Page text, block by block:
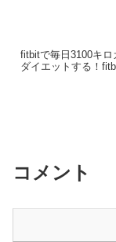
fitbitで毎日3100キ
ダイエットする！
コメント